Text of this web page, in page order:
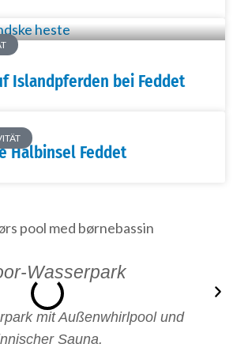
Islandpferden bei Feddet
Halbinsel Feddet
Wasserpark
mit Außenwhirlpool und
Sauna.